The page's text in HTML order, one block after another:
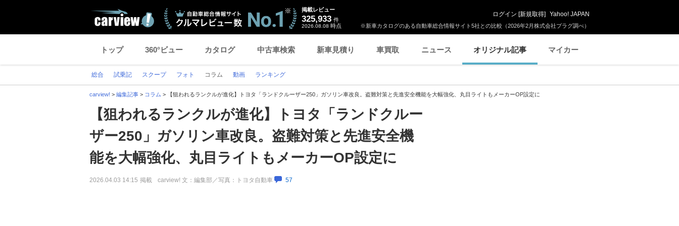
※新車カタログのある自動車総合情報サイト5社との比較（2026年2月株式会社プラグ調べ）
掲載レビュー
325,933 件
2026.08.08 時点
ログイン [新規取得] Yahoo! JAPAN
トップ 360°ビュー カタログ 中古車検索 新車見積り 車買取 ニュース オリジナル記事 マイカー
総合 試乗記 スクープ フォト コラム 動画 ランキング
carview! > 編集記事 > コラム > 【狙われるランクルが進化】トヨタ「ランドクルーザー250」ガソリン車改良。盗難対策と先進安全機能を大幅強化、丸目ライトもメーカーOP設定に
【狙われるランクルが進化】トヨタ「ランドクルー
ザー250」ガソリン車改良。盗難対策と先進安全機
能を大幅強化、丸目ライトもメーカーOP設定に
2026.04.03 14:15 掲載 carview! 文：編集部／写真：トヨタ自動車 57